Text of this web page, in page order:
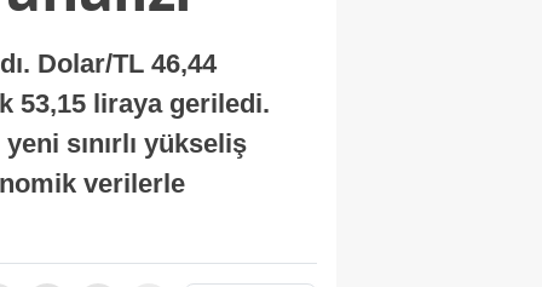
Dolar/TL 46,44
53,15 liraya geriledi.
sınırlı yükseliş
verilerle